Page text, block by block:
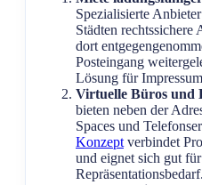
Spezialisierte
Städten rechtssichere
dort
Posteingang
Lösung für
Virtuelle Büros und
bieten neben der
Spaces und
Konzept verbindet
und eignet sich gut
Repräsentationsbedarf.